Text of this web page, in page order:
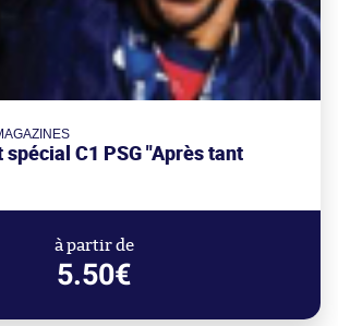
spécial C1 PSG "Après tant
à partir de
5.50€